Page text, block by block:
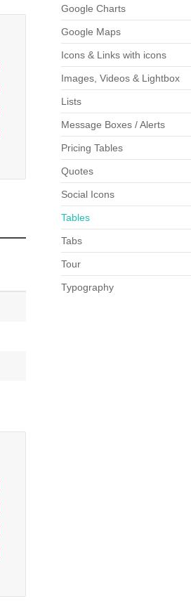
Google Charts
Google Maps
Icons & Links with icons
Images, Videos & Lightbox
Lists
Message Boxes / Alerts
Pricing Tables
Quotes
Social Icons
Tables
Tabs
Tour
Typography